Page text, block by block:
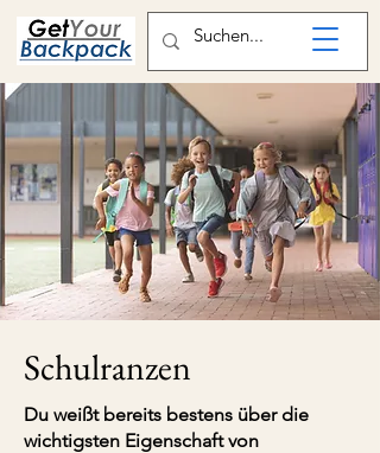
Schulranzen
Du weißt bereits bestens über die
wichtigsten Eigenschaft von